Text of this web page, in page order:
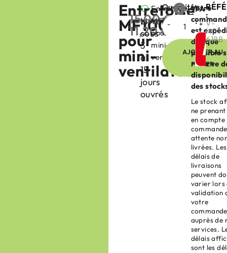
Entretoise
MF100
pour
mini-
ventilateur
15,00€
11,20€
Livraison
sous
3
à
15
jours
ouvrés
Entretoise
MF100
pour
mini-
ventilateur
Quantité
AJOUTER AU
PANIER
Votre
est
dès que
possible
réserve
des
Le stock
ne
en compte
attente
livrées. Les
délais de
livraisons
peuvent
varier lors
validation
votre
commande
auprès de
services.
délais
sont les
:
:
V-
H01-
6188